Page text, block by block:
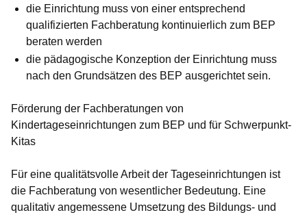
die Einrichtung muss von einer entsprechend
qualifizierten Fachberatung kontinuierlich zum BEP
beraten werden
die pädagogische Konzeption der Einrichtung muss
nach den Grundsätzen des BEP ausgerichtet sein.
Förderung der Fachberatungen von
Kindertageseinrichtungen zum BEP und für Schwerpunkt-
Kitas
Für eine qualitätsvolle Arbeit der Tageseinrichtungen ist
die Fachberatung von wesentlicher Bedeutung. Eine
qualitativ angemessene Umsetzung des Bildungs- und